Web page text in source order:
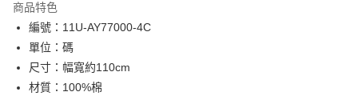
Apple Pay
街口支付
Google Pay
商品特色
編號：11U-AY77000-4C
單位：碼
尺寸：幅寬約110cm
材質：100%棉